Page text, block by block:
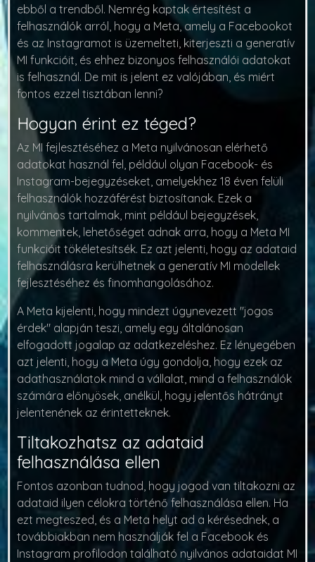
ebből a trendből. Nemrég kaptak értesítést a
felhasználók arról, hogy a Meta, amely a Facebookot
és az Instagramot is üzemelteti, kiterjeszti a generatív
MI funkcióit, és ehhez bizonyos felhasználói adatokat
is felhasznál. De mit is jelent ez valójában, és miért
fontos ezzel tisztában lenni?
Hogyan érint ez téged?
Az MI fejlesztéséhez a Meta nyilvánosan elérhető
adatokat használ fel, például olyan Facebook- és
Instagram-bejegyzéseket, amelyekhez 18 éven felüli
felhasználók hozzáférést biztosítanak. Ezek a
nyilvános tartalmak, mint például bejegyzések,
kommentek, lehetőséget adnak arra, hogy a Meta MI
funkcióit tökéletesítsék. Ez azt jelenti, hogy az adataid
felhasználásra kerülhetnek a generatív MI modellek
fejlesztéséhez és finomhangolásához.
A Meta kijelenti, hogy mindezt úgynevezett"jogos
érdek" alapján teszi, amely egy általánosan
elfogadott jogalap az adatkezeléshez. Ez lényegében
azt jelenti, hogy a Meta úgy gondolja, hogy ezek az
adathasználatok mind a vállalat, mind a felhasználók
számára előnyösek, anélkül, hogy jelentős hátrányt
jelentenének az érintetteknek.
Tiltakozhatsz az adataid
felhasználása ellen
Fontos azonban tudnod, hogy jogod van tiltakozni az
adataid ilyen célokra történő felhasználása ellen. Ha
ezt megteszed, és a Meta helyt ad a kérésednek, a
továbbiakban nem használják fel a Facebook és
Instagram profilodon található nyilvános adataidat MI